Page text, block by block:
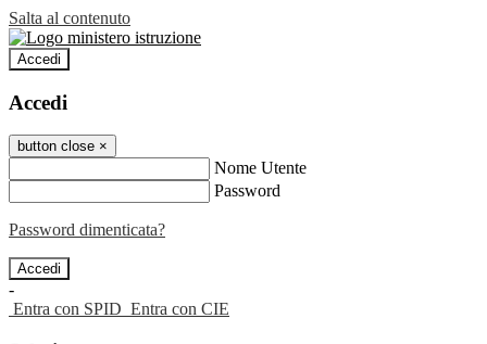
Salta al contenuto
Accedi
Accedi
button close ×
Nome Utente
Password
Password dimenticata?
-
Entra con SPID Entra con CIE